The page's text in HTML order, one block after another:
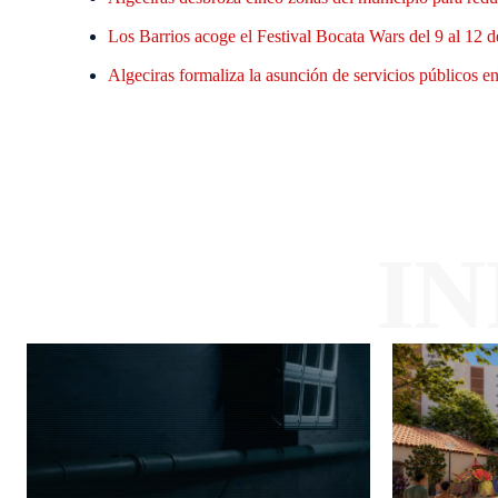
Los Barrios acoge el Festival Bocata Wars del 9 al 12
Algeciras formaliza la asunción de servicios públicos